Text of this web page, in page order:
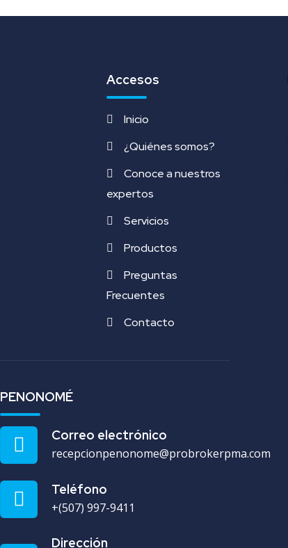
Accesos
Inicio
¿Quiénes somos?
Conoce a nuestros
expertos
Servicios
Productos
Preguntas
Frecuentes
Contacto
PENONOMÉ
Correo electrónico
recepcionpenonome@probrokerpma.com
Teléfono
+(507) 997-9411
Dirección